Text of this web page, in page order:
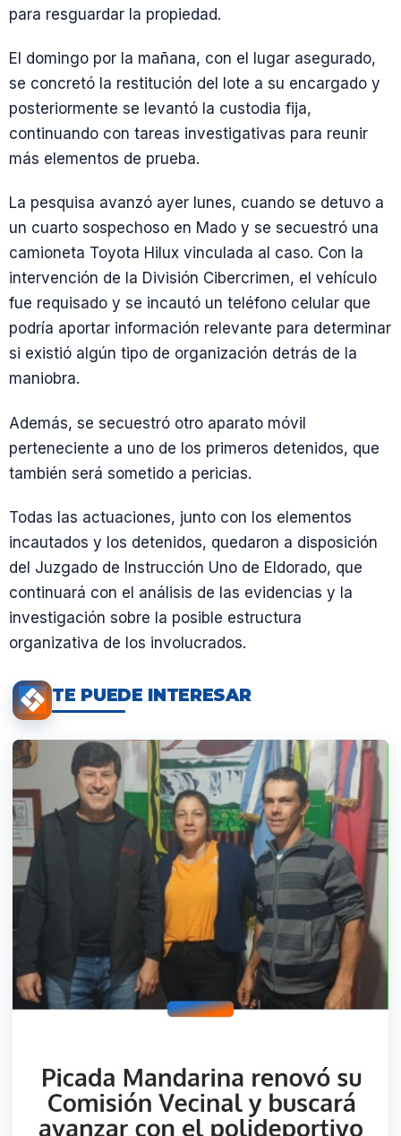
para resguardar la propiedad.
El domingo por la mañana, con el lugar asegurado,
se concretó la restitución del lote a su encargado y
posteriormente se levantó la custodia fija,
continuando con tareas investigativas para reunir
más elementos de prueba.
La pesquisa avanzó ayer lunes, cuando se detuvo a
un cuarto sospechoso en Mado y se secuestró una
camioneta Toyota Hilux vinculada al caso. Con la
intervención de la División Cibercrimen, el vehículo
fue requisado y se incautó un teléfono celular que
podría aportar información relevante para determinar
si existió algún tipo de organización detrás de la
maniobra.
Además, se secuestró otro aparato móvil
perteneciente a uno de los primeros detenidos, que
también será sometido a pericias.
Todas las actuaciones, junto con los elementos
incautados y los detenidos, quedaron a disposición
del Juzgado de Instrucción Uno de Eldorado, que
continuará con el análisis de las evidencias y la
investigación sobre la posible estructura
organizativa de los involucrados.
TE PUEDE INTERESAR